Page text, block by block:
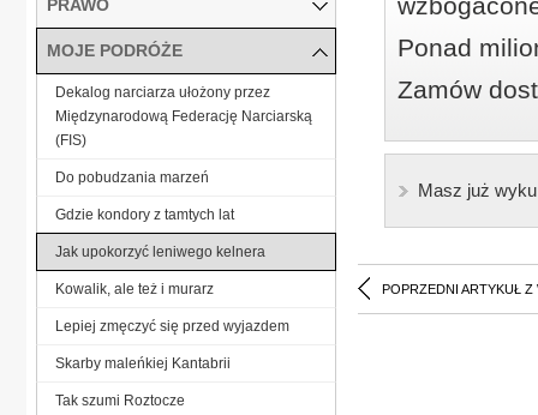
Ponad
Zamów
Masz już
POPRZEDNI ARTYKUŁ Z
PRAWO
MOJE PODRÓŻE
Dekalog narciarza ułożony przez
Międzynarodową Federację Narciarską
(FIS)
Do pobudzania marzeń
Gdzie kondory z tamtych lat
Jak upokorzyć leniwego kelnera
Kowalik, ale też i murarz
Lepiej zmęczyć się przed wyjazdem
Skarby maleńkiej Kantabrii
Tak szumi Roztocze